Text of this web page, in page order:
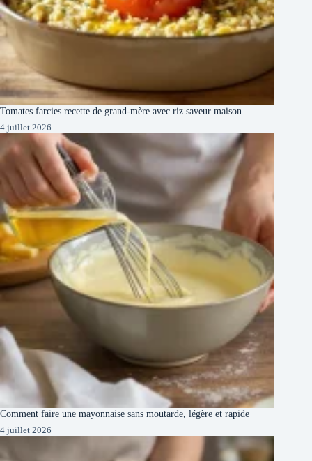
Tomates farcies recette de grand-mère avec riz saveur maison
4 juillet 2026
Comment faire une mayonnaise sans moutarde, légère et rapide
4 juillet 2026